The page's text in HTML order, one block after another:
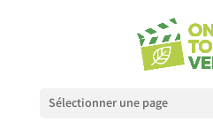
Sélectionner une page